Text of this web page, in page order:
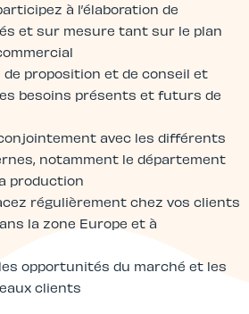
à l’élaboration de
et sur mesure tant sur le plan
proposition et de conseil et
besoins présents et futurs de
avec les différents
notamment le département
production
régulièrement chez vos clients
la zone Europe et à
opportunités du marché et les
clients